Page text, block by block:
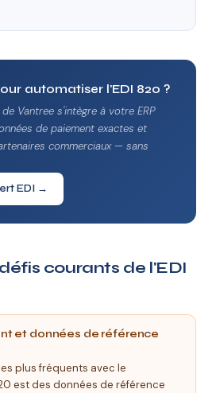
automatiser l'EDI 820 ?
Vantree s'intègre à votre ERP
de paiement exactes et
commerciaux — sans
EDI →
courants de l'EDI
et données de référence
plus fréquents avec le
est des données de référence